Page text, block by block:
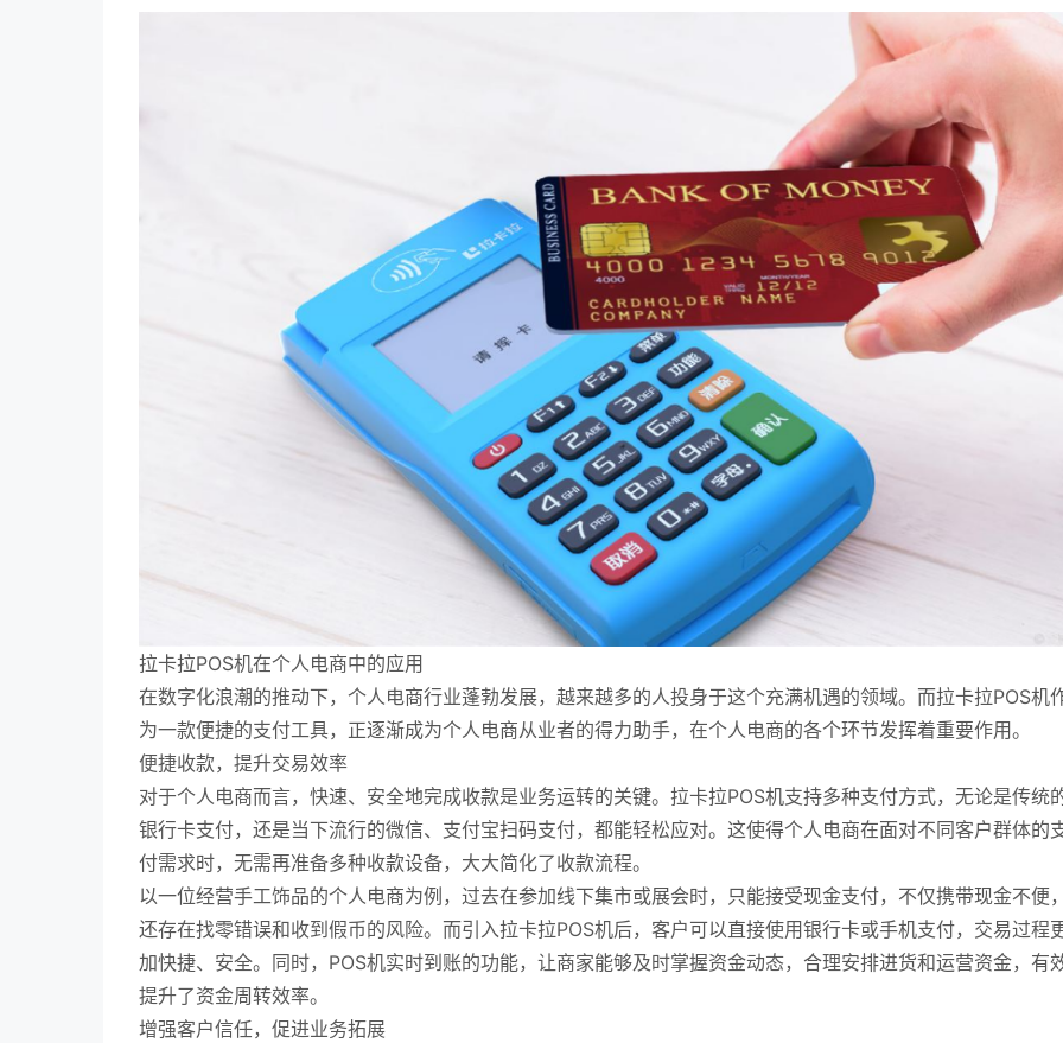
拉卡拉POS机在个人电商中的应用
在数字化浪潮的推动下，个人电商行业蓬勃发展，越来越多的人投身于这个充满机遇的领域。而拉卡拉POS机
为一款便捷的支付工具，正逐渐成为个人电商从业者的得力助手，在个人电商的各个环节发挥着重要作用。
便捷收款，提升交易效率
对于个人电商而言，快速、安全地完成收款是业务运转的关键。拉卡拉POS机支持多种支付方式，无论是传统
银行卡支付，还是当下流行的微信、支付宝扫码支付，都能轻松应对。这使得个人电商在面对不同客户群体的
付需求时，无需再准备多种收款设备，大大简化了收款流程。
以一位经营手工饰品的个人电商为例，过去在参加线下集市或展会时，只能接受现金支付，不仅携带现金不便，
还存在找零错误和收到假币的风险。而引入拉卡拉POS机后，客户可以直接使用银行卡或手机支付，交易过程
加快捷、安全。同时，POS机实时到账的功能，让商家能够及时掌握资金动态，合理安排进货和运营资金，有
提升了资金周转效率。
增强客户信任，促进业务拓展